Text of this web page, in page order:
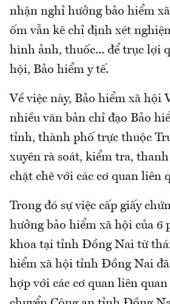
nhận nghỉ hưởng bảo hiểm
ốm vẫn kê chỉ định xét
hình ảnh, thuốc... để trục lợi
hội, Bảo hiểm y tế.
Về việc này, Bảo hiểm xã hội
nhiều văn bản chỉ đạo Bảo
tỉnh, thành phố trực thuộc
xuyên rà soát, kiểm tra,
chặt chẽ với các cơ quan liên
Trong đó sự việc cấp giấy
hưởng bảo hiểm xã hội của 6
khoa tại tỉnh Đồng Nai từ
hiểm xã hội tỉnh Đồng Nai
hợp với các cơ quan liên